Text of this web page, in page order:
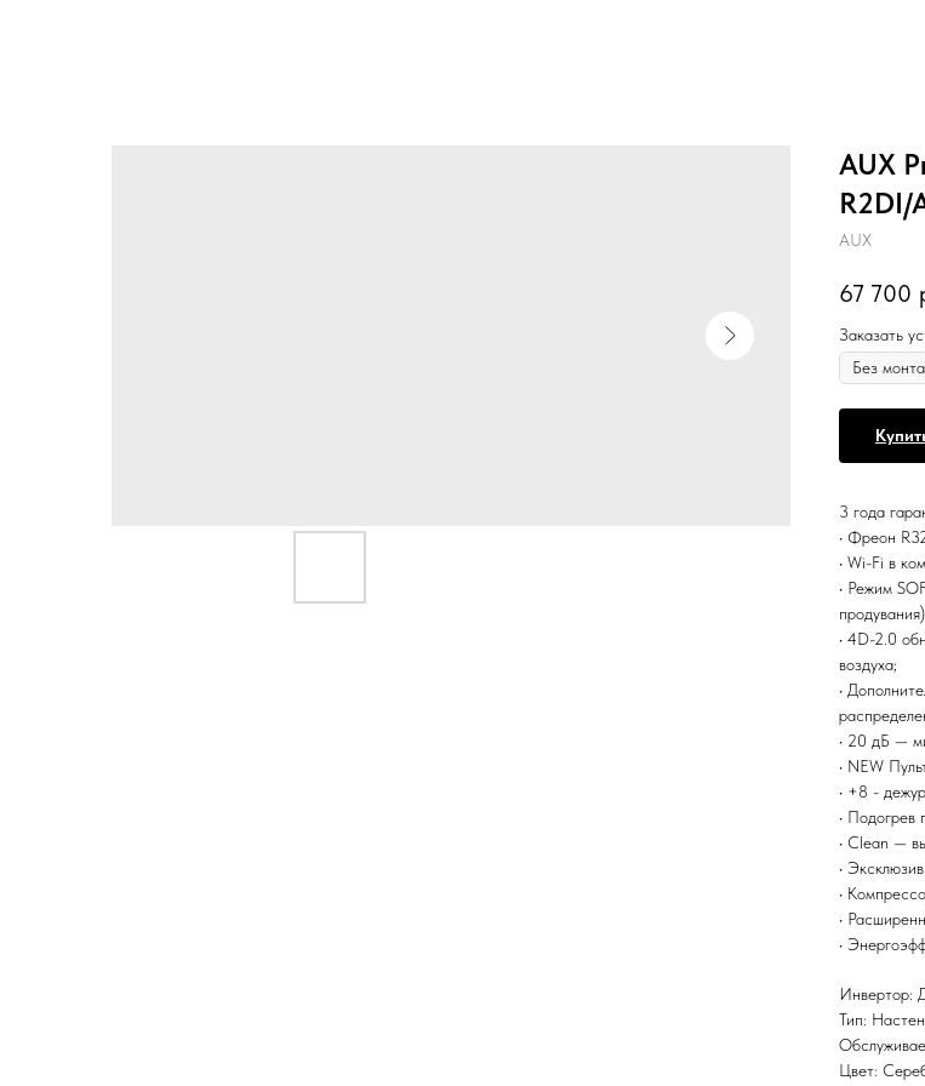
AUX
R2DI/
AUX
67 700
Заказать
3 года
• Фреон
• Wi-Fi в
• Режим
• 4D-2.0
воздуха;
•
• 20 дБ —
• NEW
• +8 -
• Подогрев
• Clean —
•
•
•
•
Инвертор:
Тип:
Цвет: